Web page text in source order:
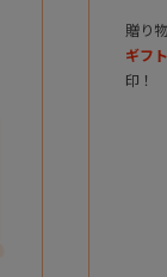
贈り
ギフ
印！